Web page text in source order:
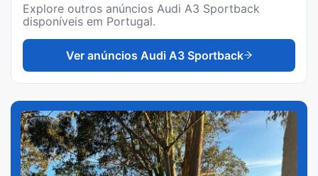
Explore outros anúncios Audi A3 Sportback
disponíveis em Portugal.
Ver anúncios Audi A3 Sportback